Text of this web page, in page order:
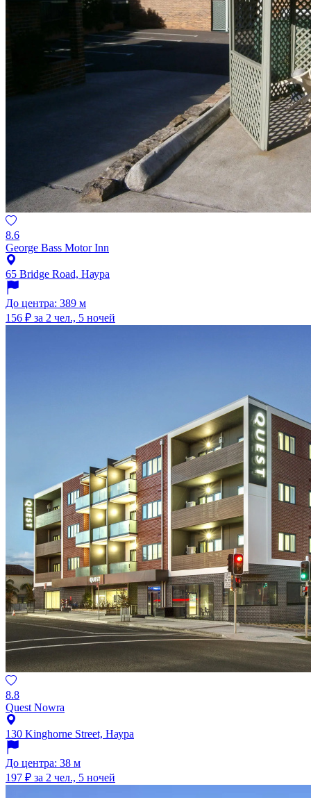
8.6
George Bass Motor Inn
65 Bridge Road, Наура
До центра: 389 м
156 ₽ за 2 чел., 5 ночей
8.8
Quest Nowra
130 Kinghorne Street, Наура
До центра: 38 м
197 ₽ за 2 чел., 5 ночей